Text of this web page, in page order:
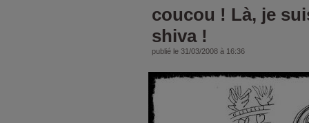
coucou ! Là, je
shiva !
publié le 31/03/2008 à 16:36